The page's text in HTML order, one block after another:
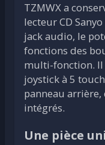
TZMWX a
lecteur CD
jack audio, le
fonctions des
multi-fonction. Il
joystick à 5
panneau
intégrés.
Une pièce